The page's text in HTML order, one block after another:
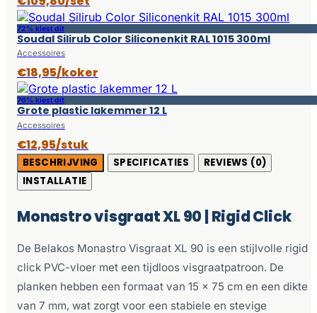
72% kiest dit
Soudal Silirub Color Siliconenkit RAL 1015 300ml
Accessoires
€18,95/koker
76% kiest dit
Grote plastic lakemmer 12 L
Accessoires
€12,95/stuk
BESCHRIJVING SPECIFICATIES
REVIEWS (0)
INSTALLATIE
Monastro visgraat XL 90 | Rigid Click
De Belakos Monastro Visgraat XL 90 is een stijlvolle rigid
click PVC-vloer met een tijdloos visgraatpatroon. De
planken hebben een formaat van 15 x 75 cm en een dikte
van 7 mm, wat zorgt voor een stabiele en stevige